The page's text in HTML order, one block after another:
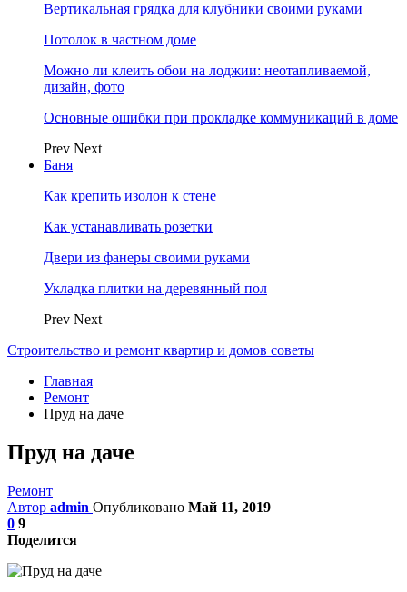
Вертикальная грядка для клубники своими руками
Потолок в частном доме
Можно ли клеить обои на лоджии: неотапливаемой,
дизайн, фото
Основные ошибки при прокладке коммуникаций в доме
Prev Next
Баня
Как крепить изолон к стене
Как устанавливать розетки
Двери из фанеры своими руками
Укладка плитки на деревянный пол
Prev Next
Строительство и ремонт квартир и домов советы
Главная
Ремонт
Пруд на даче
Пруд на даче
Ремонт
Автор admin Опубликовано Май 11, 2019
0 9
Поделится